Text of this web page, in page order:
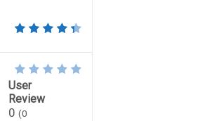
User
Review
0 (0